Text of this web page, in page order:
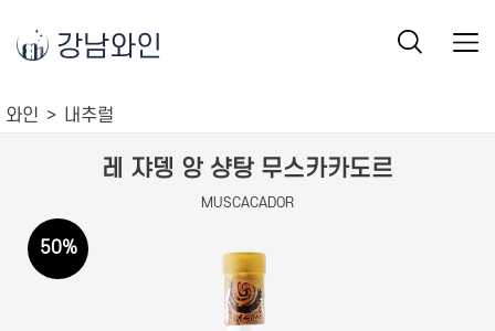
강남와인
와인 내추럴
레 쟈뎅 앙 샹탕 무스카카도르
MUSCACADOR
50%